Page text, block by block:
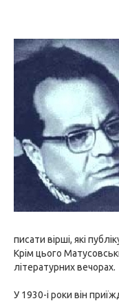
писати вірші, які
Крім цього
літературних вечорах.
У 1930-і роки він